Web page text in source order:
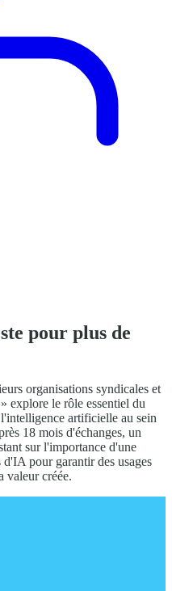
pour plus de
organisations syndicales et
explore le rôle essentiel du
artificielle au sein
18 mois d'échanges, un
sur l'importance d'une
pour garantir des usages
valeur créée.